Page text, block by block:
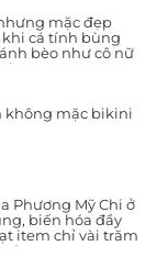
mặc đẹp
khi cá tính bùng
bèo như cô nữ
không mặc bikini
Phương Mỹ Chi ở
biến hóa đầy
item chỉ vài trăm
được